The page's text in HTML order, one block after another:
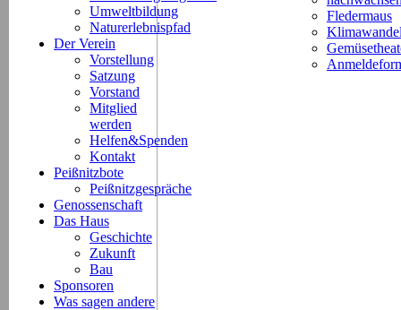
Fledermaus
Umweltbildung
Naturerlebnispfad
Der Verein
Vorstellung
Satzung
Vorstand
Mitglied
werden
Helfen&Spenden
Kontakt
Peißnitzbote
Peißnitzgespräche
Genossenschaft
Das Haus
Geschichte
Zukunft
Bau
Sponsoren
Was sagen andere